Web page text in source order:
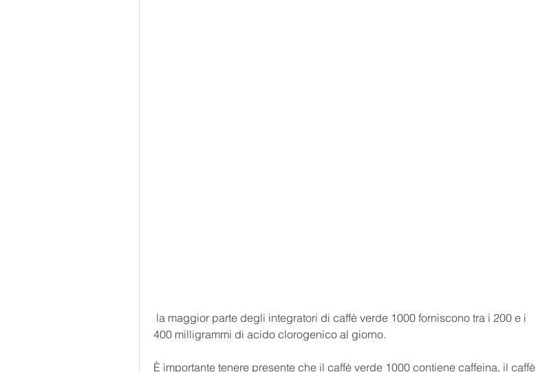
400 milligrammi di acido clorogenico al giorno.
È importante tenere presente che il caffè verde 1000 contiene caffeina, il caffè